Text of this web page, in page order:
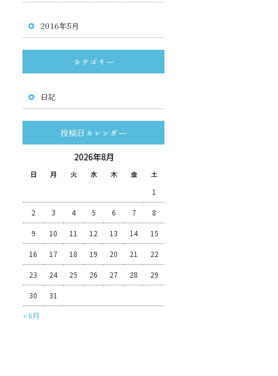
2016年5月
カテゴリー
日記
投稿日カレンダー
2026年8月
日 月 火 水 木 金 土
« 6月
1
2 3 4 5 6 7 8
9 10 11 12 13 14 15
16 17 18 19 20 21 22
23 24 25 26 27 28 29
30 31